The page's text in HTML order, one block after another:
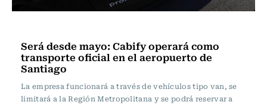
Será desde mayo: Cabify operará como
transporte oficial en el aeropuerto de
Santiago
La empresa funcionará a través de vehículos tipo van, se
limitará a la Región Metropolitana y se podrá reservar a